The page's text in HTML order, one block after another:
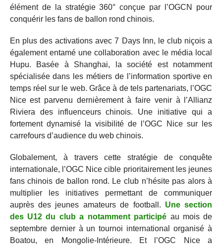
élément de la stratégie 360° conçue par l’OGCN pour
conquérir les fans de ballon rond chinois.
En plus des activations avec 7 Days Inn, le club niçois a
également entamé une collaboration avec le média local
Hupu. Basée à Shanghai, la société est notamment
spécialisée dans les métiers de l’information sportive en
temps réel sur le web. Grâce à de tels partenariats, l’OGC
Nice est parvenu dernièrement à faire venir à l’Allianz
Riviera des influenceurs chinois. Une initiative qui a
fortement dynamisé la visibilité de l’OGC Nice sur les
carrefours d’audience du web chinois.
Globalement, à travers cette stratégie de conquête
internationale, l’OGC Nice cible prioritairement les jeunes
fans chinois de ballon rond. Le club n’hésite pas alors à
multiplier les initiatives permettant de communiquer
auprès des jeunes amateurs de football. Une section
des U12 du club a notamment participé au mois de
septembre dernier à un tournoi international organisé à
Boatou, en Mongolie-Intérieure. Et l’OGC Nice a